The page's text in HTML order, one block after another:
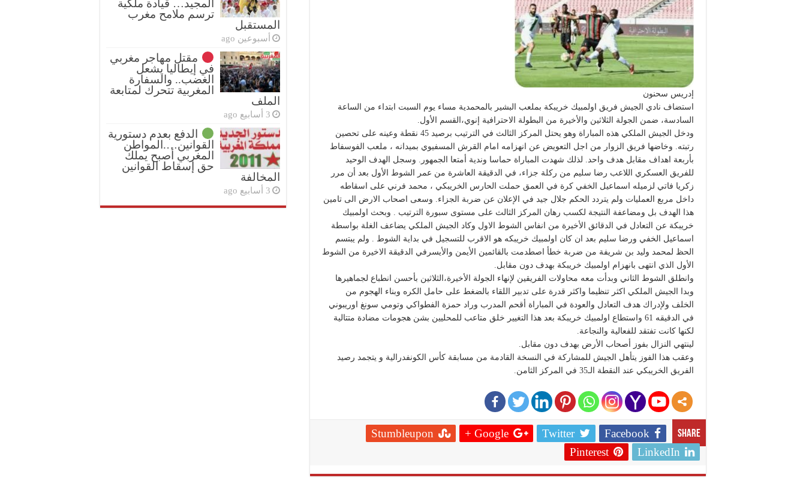
إدريس سحنون
استضاف نادي الجيش فريق اولمبيك خريبكة بملعب البشير بالمحمدية مساء يوم السبت ابتداء من الساعة
السادسة، ضمن الجولة الثلاثين والأخيرة من البطولة الاحترافية إنوي،القسم الأول.
ودخل الجيش الملكي هذه المباراة وهو يحتل المركز الثالث في الترتيب برصيد 45 نقطة وعينه على تحصين
رتبته. وخاضها فريق الزوار من اجل التعويض عن انهزامه امام القرش المسفيوي بميدانه ، ملعب الفوسفاط
بأربعة اهداف مقابل هدف واحد. لذلك شهدت المباراة حماسا وندية أمتعا الجمهور. وسجل الهدف الوحيد
للفريق العسكري اللاعب رضا سليم من ركلة جزاء، في الدقيقة العاشرة من عمر الشوط الأول بعد أن مرر
زكريا فاتي لزميله اسماعيل الخفي كرة في العمق حملت الحارس الخريبكي ، محمد فرني على اسقاطه
داخل مربع العمليات ولم يتردد الحكم جلال جيد في الإعلان عن ضربة الجزاء. وسعى اصحاب الارض الى تامين
هذا الهدف بل ومضاعفة النتيجة لكسب رهان المركز الثالث على مستوى سبورة الترتيب . وبحث اولمبيك
خريبكة عن التعادل في الدقائق الأخيرة من انفاس الشوط الاول وكاد الجيش الملكي يضاعف الغلة بواسطة
اسماعيل الخفي ورضا سليم بعد ان كان اولمبيك خريبكه هو الاقرب للتسجيل في بداية الشوط . ولم يبتسم
الحظ لمحمد وليد بن شريفة من ضربة خطأ اصطدمت بالقائمين الأيمن والأيسرفي الدقيقة الاخيرة من الشوط
الأول الذي انتهى بانهزام اولمبيك خريبكة بهدف دون مقابل.
وانطلق الشوط الثاني وبدأت معه محاولات الفريقين لإنهاء الجولة الأخيرة،الثلاثين بأحسن انطباع لجماهيرها
وبدا الجيش الملكي اكثر تنظيما واكثر قدرة على تدبير اللقاء بالضغط على حامل الكره وبناء الهجوم من
الخلف ولإدراك هدف التعادل والعودة في المباراة أقحم المدرب وراد حمزة الفطواكي وتومي سونغ اوريبوني
في الدقيقه 61 واستطاع اولمبيك خريبكة بعد هذا التغيير خلق متاعب للمحليين بشن هجومات مضادة متتالية
لكنها كانت تفتقد للفعالية والنجاعة.
لينتهي النزال بفوز أصحاب الأرض بهدف دون مقابل.
وعقب هذا الفوز يتأهل الجيش للمشاركة في النسخة القادمة من مسابقة كأس الكونفدرالية و يتجمد رصيد
الفريق الخريبكي عند النقطة الـ35 في المركز الثامن.
Share
Facebook
Twitter
Google +
Stumbleupon
LinkedIn
Pinterest
المجيد… قيادة ملكية
ترسم ملامح مغرب
المستقبل
أسبوعين ago
مقتل مهاجر مغربي
في إيطاليا يشعل
الغضب.. والسفارة
المغربية تتحرك لمتابعة
الملف
3 أسابيع ago
الدفع بعدم دستورية
القوانين….المواطن
المغربي أصبح يملك
حق إسقاط القوانين
المخالفة
3 أسابيع ago